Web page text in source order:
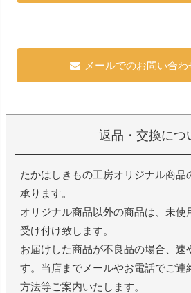
メールでのお問い合
返品・交換につ
たかはしきもの工房オリジナル商品
承ります。
オリジナル商品以外の商品は、未使
受け付け致します。
お届けした商品が不良品の場合、速
す。当店までメールやお電話でご連
方法等ご案内いたします。